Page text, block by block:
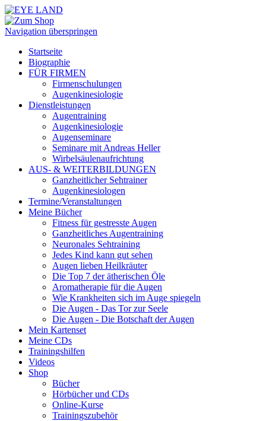
Navigation überspringen
Startseite
Biographie
FÜR FIRMEN
Firmenschulungen
Augenkinesiologie
Dienstleistungen
Augentraining
Augenkinesiologie
Augenseminare
Seminare mit Andreas Heller
Wirbelsäulenaufrichtung
AUS- & WEITERBILDUNGEN
Ganzheitlicher Sehtrainer
Augenkinesiologen
Termine/Veranstaltungen
Meine Bücher
Fitness für gestresste Augen
Ganzheitliches Augentraining
Neuronales Sehtraining
Jedes Kind kann gut sehen
Augen lieben Heilkräuter
Die Top 7 der ätherischen Öle
Aromatherapie für die Augen
Wie Krankheiten sich im Auge spiegeln
Die Augen - Das Tor zur Seele
Die Augen - Die Botschaft der Augen
Mein Kartenset
Meine CDs
Trainingshilfen
Videos
Shop
Bücher
Hörbücher und CDs
Online-Kurse
Trainingszubehör